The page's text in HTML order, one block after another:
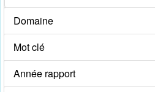
Domaine
Mot clé
Année rapport